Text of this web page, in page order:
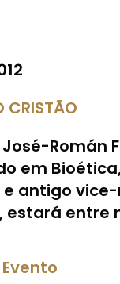
CRISTÃO
Román
em
antigo
estará entre